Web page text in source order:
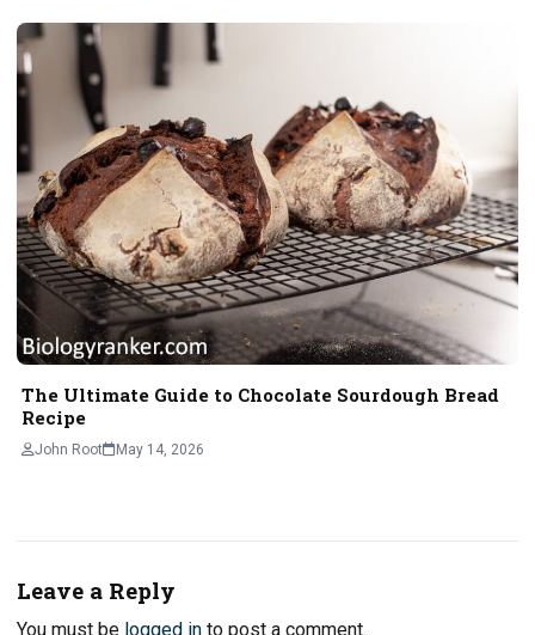
The Ultimate Guide to Chocolate Sourdough Bread
Recipe
John Root May 14, 2026
Leave a Reply
You must be logged in to post a comment.